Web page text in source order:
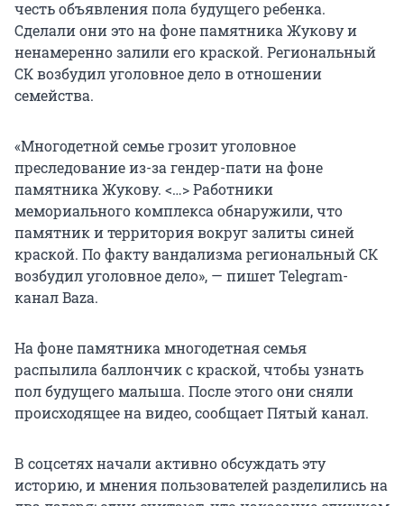
честь объявления пола будущего ребенка.
Сделали они это на фоне памятника Жукову и
ненамеренно залили его краской. Региональный
СК возбудил уголовное дело в отношении
семейства.
«Многодетной семье грозит уголовное
преследование из-за гендер-пати на фоне
памятника Жукову. <…> Работники
мемориального комплекса обнаружили, что
памятник и территория вокруг залиты синей
краской. По факту вандализма региональный СК
возбудил уголовное дело», — пишет Telegram-
канал Baza.
На фоне памятника многодетная семья
распылила баллончик с краской, чтобы узнать
пол будущего малыша. После этого они сняли
происходящее на видео, сообщает Пятый канал.
В соцсетях начали активно обсуждать эту
историю, и мнения пользователей разделились на